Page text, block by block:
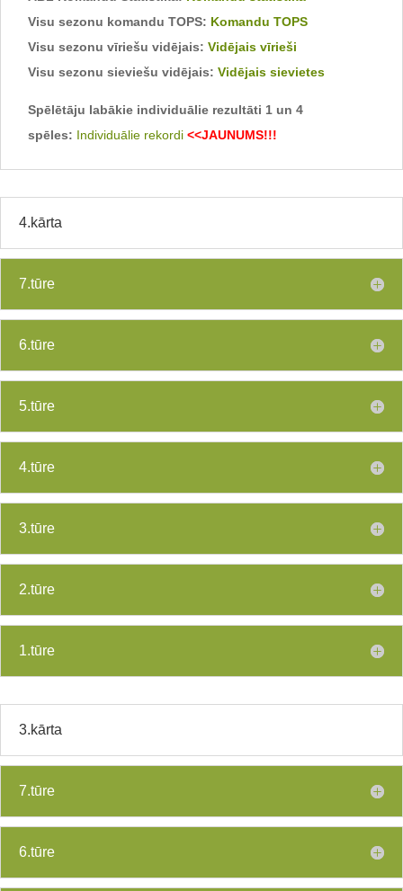
Visu sezonu komandu TOPS: Komandu TOPS
Visu sezonu vīriešu vidējais: Vidējais vīrieši
Visu sezonu sieviešu vidējais: Vidējais sievietes
Spēlētāju labākie individuālie rezultāti 1 un 4
spēles: Individuālie rekordi <<JAUNUMS!!!
4.kārta
7.tūre
6.tūre
5.tūre
4.tūre
3.tūre
2.tūre
1.tūre
3.kārta
7.tūre
6.tūre